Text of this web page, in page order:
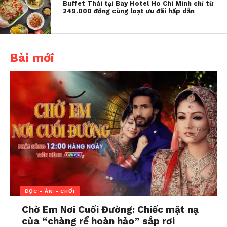
kiên trì điều trị và tinh thần lạc quan, Bích Hằng đã
từng bước kiểm soát được bệnh tật, và cuối cùng, cô
đã có thể tự tin diện những bộ váy yêu thích, thứ mà
Làm sao để vượt qua sự tự ti về bệnh tật?
Chấp nhận và y êu thương bản thân:
Dù cơ thể không hoàn hảo, hãy nhớ
rằng giá trị của bạn không chỉ nằm ở vẻ
bề ngoài. Hãy học cách yêu thương bản
thân và tự hào về những điều mà bạn có
thể làm được.
Tìm kiếm sự hỗ trợ:Đừng ngại chia sẻ
khó khăn với gia đình, bạn bè hoặc
những người có cùng hoàn cảnh. Sự
động viên từ người thân yêu có thể giúp
bạn vượt qua những lúc khó khăn nhất.
Buffet Thái tại Bay Hotel Ho Chi Minh chỉ từ
249.000 đồng cùng loạt ưu đãi hấp dẫn
Bài mới
ĐỌC - ĂN - CHƠI
Chờ Em Nơi Cuối Đường: Chiếc mặt nạ
của “chàng rể hoàn hảo” sắp rơi